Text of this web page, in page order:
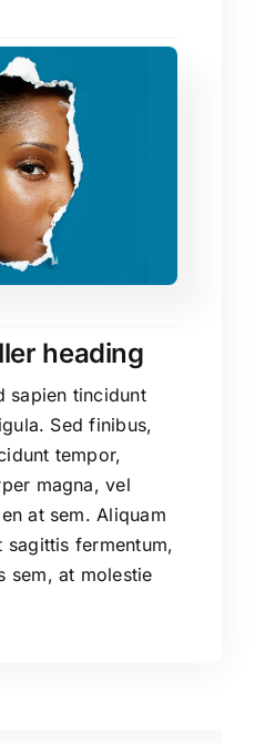
heading
sapien tincidunt
Sed finibus,
tempor,
magna, vel
at sem. Aliquam
sagittis fermentum,
sem, at molestie